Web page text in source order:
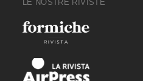
LE NOSTRE RIVISTE